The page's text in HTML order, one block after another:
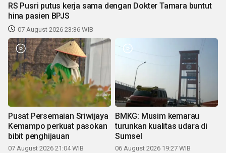
RS Pusri putus kerja sama dengan Dokter Tamara buntut
hina pasien BPJS
07 August 2026 23:36 WIB
Pusat Persemaian Sriwijaya
Kemampo perkuat pasokan
bibit penghijauan
07 August 2026 21:04 WIB
BMKG: Musim kemarau
turunkan kualitas udara di
Sumsel
06 August 2026 19:27 WIB